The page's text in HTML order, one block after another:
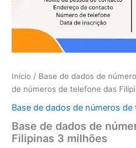
Início / Base de dados de
de números de telefone das
Base de dados de números de
Base de dados de
Filipinas 3 milhões
telefone
Filipinas
milhões